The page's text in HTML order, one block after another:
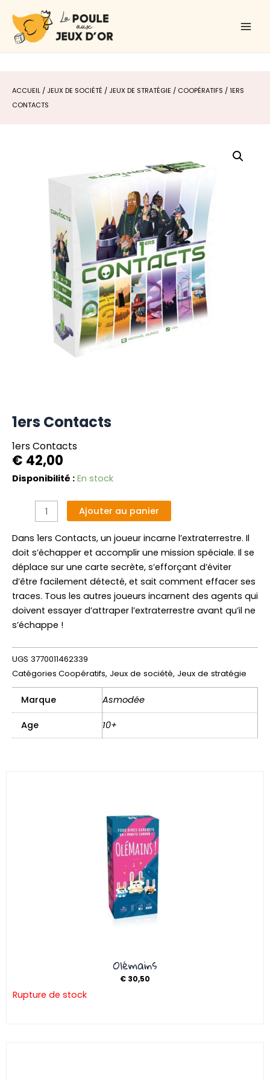
contenu
ACCUEIL / JEUX DE SOCIÉTÉ / JEUX DE STRATÉGIE / COOPÉRATIFS / 1ERS
CONTACTS
1ers Contacts
1ers Contacts
€ 42,00
Disponibilité : En stock
quantité
Contacts
Ajouter au panier
Dans 1ers Contacts, un joueur incarne l’extraterrestre. Il
doit s’échapper et accomplir une mission spéciale. Il se
déplace sur une carte secrète, s’efforçant d’éviter
d’être facilement détecté, et sait comment effacer ses
traces. Tous les autres joueurs incarnent des agents qui
doivent essayer d’attraper l’extraterrestre avant qu’il ne
s’échappe !
UGS 3770011462339
Catégories Coopératifs, Jeux de société, Jeux de stratégie
Marque Asmodée
Age 10+
Olémains
€ 30,50
Rupture de stock